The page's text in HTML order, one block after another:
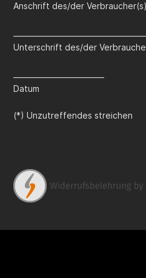
Anschrift des/der Verbraucher(s)
Unterschrift des/der
Datum
(*) Unzutreffendes streichen